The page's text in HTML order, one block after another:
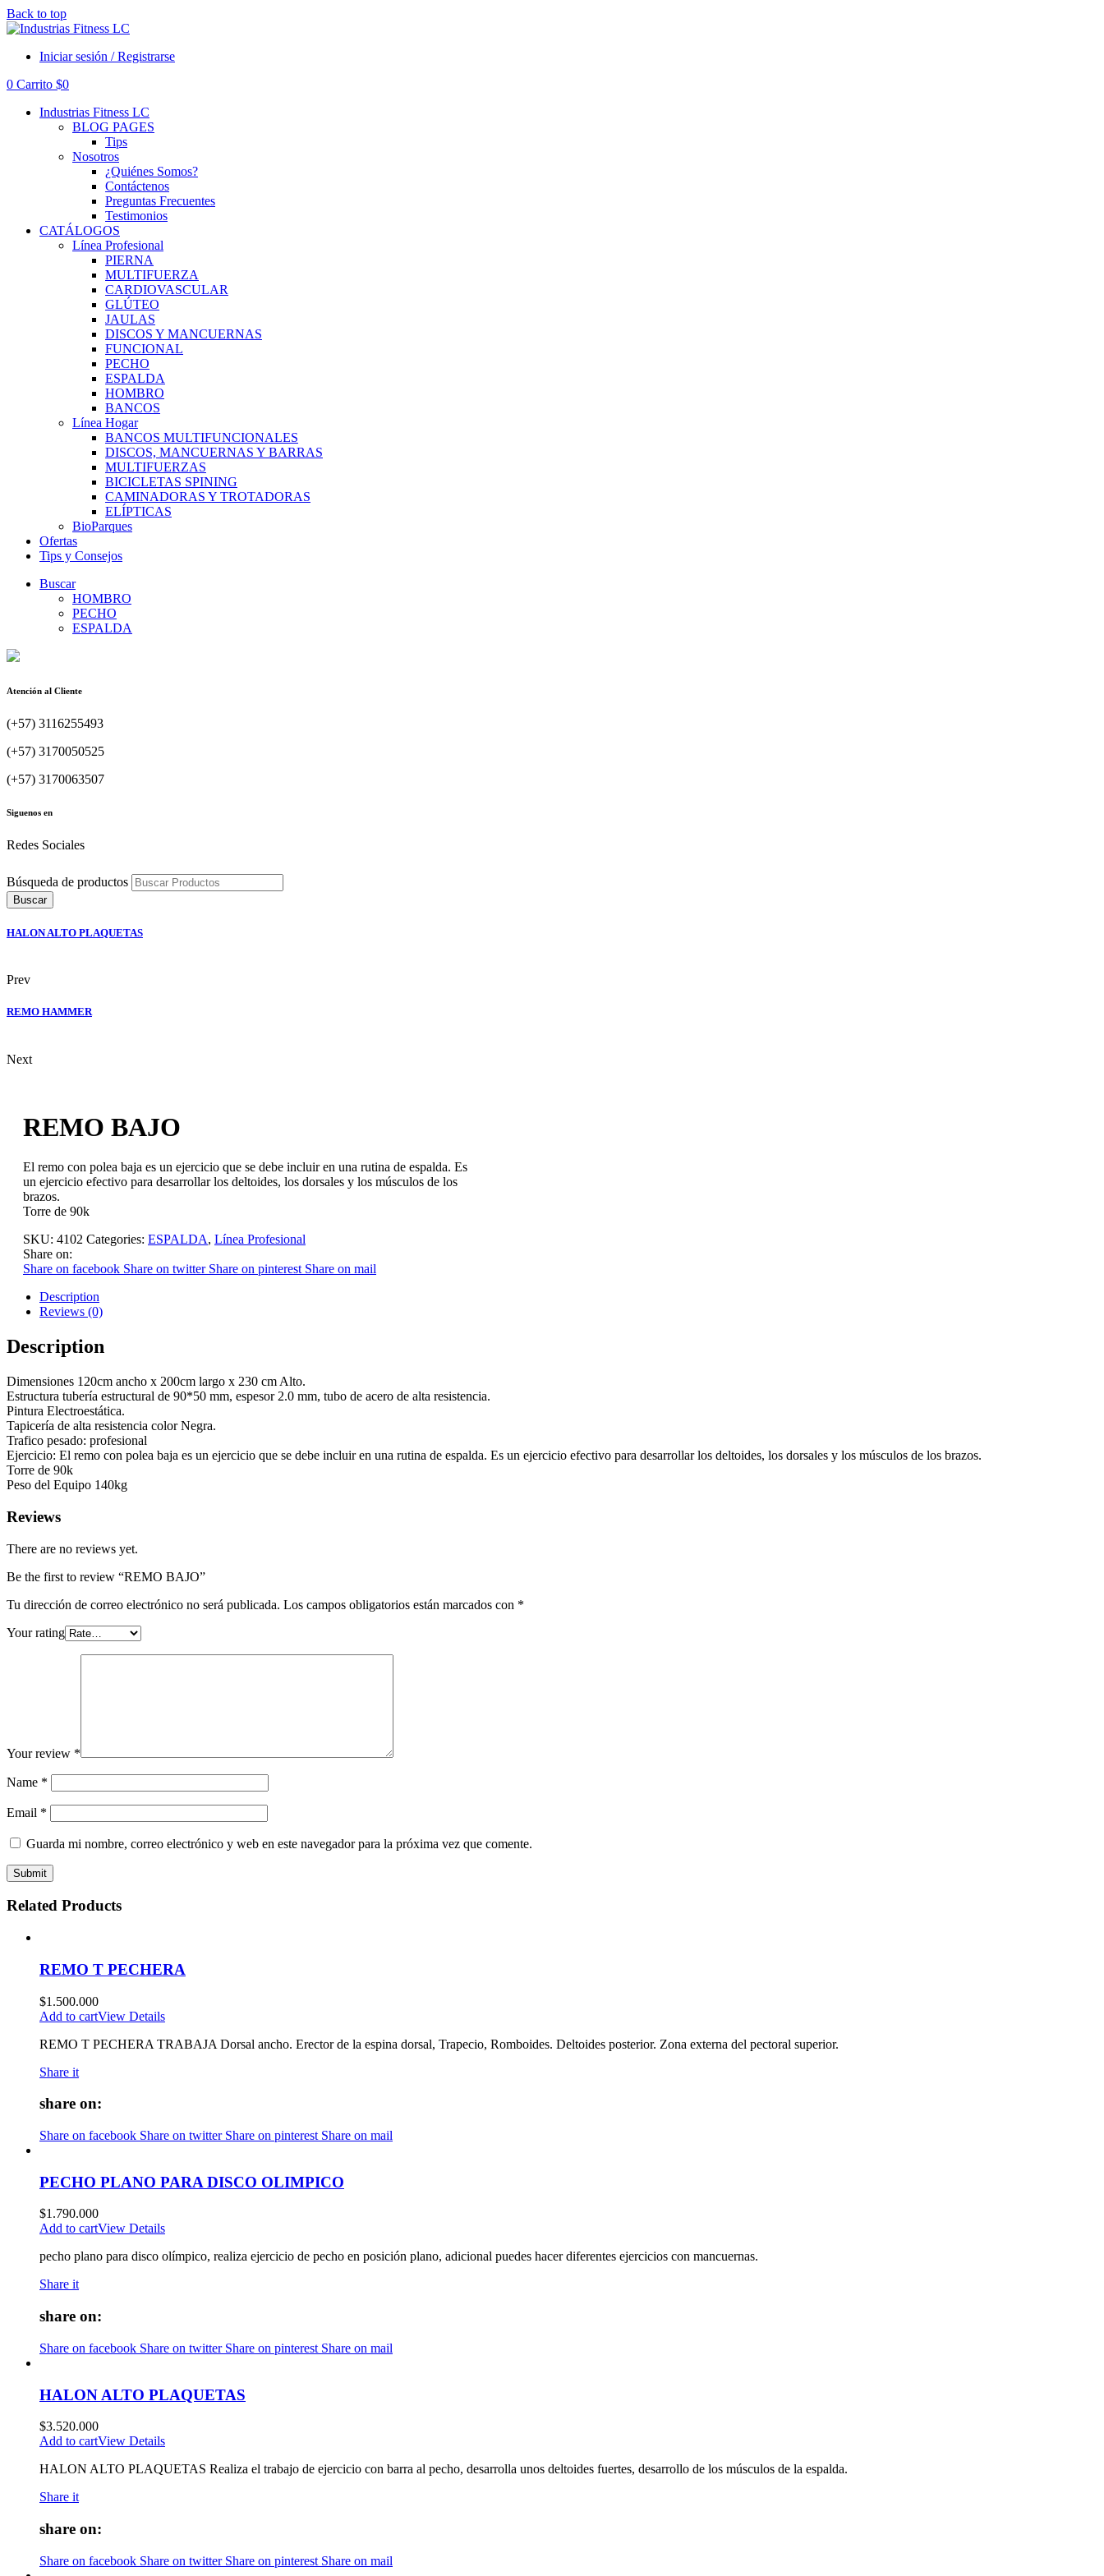
Back to top
Iniciar sesión / Registrarse
0 Carrito $0
Industrias Fitness LC
BLOG PAGES
Tips
Nosotros
¿Quiénes Somos?
Contáctenos
Preguntas Frecuentes
Testimonios
CATÁLOGOS
Línea Profesional
PIERNA
MULTIFUERZA
CARDIOVASCULAR
GLÚTEO
JAULAS
DISCOS Y MANCUERNAS
FUNCIONAL
PECHO
ESPALDA
HOMBRO
BANCOS
Línea Hogar
BANCOS MULTIFUNCIONALES
DISCOS, MANCUERNAS Y BARRAS
MULTIFUERZAS
BICICLETAS SPINING
CAMINADORAS Y TROTADORAS
ELÍPTICAS
BioParques
Ofertas
Tips y Consejos
Buscar
HOMBRO
PECHO
ESPALDA
Atención al Cliente
(+57) 3116255493
(+57) 3170050525
(+57) 3170063507
Siguenos en
Redes Sociales
Búsqueda de productos
Buscar
HALON ALTO PLAQUETAS
Prev
REMO HAMMER
Next
REMO BAJO
El remo con polea baja es un ejercicio que se debe incluir en una rutina de espalda. Es
un ejercicio efectivo para desarrollar los deltoides, los dorsales y los músculos de los
brazos.
Torre de 90k
SKU: 4102 Categories: ESPALDA, Línea Profesional
Share on:
Share on facebook Share on twitter Share on pinterest Share on mail
Description
Reviews (0)
Description
Dimensiones 120cm ancho x 200cm largo x 230 cm Alto.
Estructura tubería estructural de 90*50 mm, espesor 2.0 mm, tubo de acero de alta resistencia.
Pintura Electroestática.
Tapicería de alta resistencia color Negra.
Trafico pesado: profesional
Ejercicio: El remo con polea baja es un ejercicio que se debe incluir en una rutina de espalda. Es un ejercicio efectivo para desarrollar los deltoides, los dorsales y los músculos de los brazos.
Torre de 90k
Peso del Equipo 140kg
Reviews
There are no reviews yet.
Be the first to review “REMO BAJO”
Tu dirección de correo electrónico no será publicada. Los campos obligatorios están marcados con *
Your rating
Your review *
Name *
Email *
Guarda mi nombre, correo electrónico y web en este navegador para la próxima vez que comente.
Related Products
REMO T PECHERA
$1.500.000
Add to cartView Details
REMO T PECHERA TRABAJA Dorsal ancho. Erector de la espina dorsal, Trapecio, Romboides. Deltoides posterior. Zona externa del pectoral superior.
Share it
share on:
Share on facebook Share on twitter Share on pinterest Share on mail
PECHO PLANO PARA DISCO OLIMPICO
$1.790.000
Add to cartView Details
pecho plano para disco olímpico, realiza ejercicio de pecho en posición plano, adicional puedes hacer diferentes ejercicios con mancuernas.
Share it
share on:
Share on facebook Share on twitter Share on pinterest Share on mail
HALON ALTO PLAQUETAS
$3.520.000
Add to cartView Details
HALON ALTO PLAQUETAS Realiza el trabajo de ejercicio con barra al pecho, desarrolla unos deltoides fuertes, desarrollo de los músculos de la espalda.
Share it
share on:
Share on facebook Share on twitter Share on pinterest Share on mail